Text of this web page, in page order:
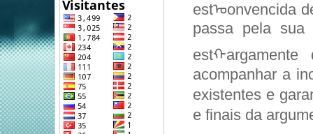
estᠣonvencida
passa pela sua
acompanhar a
existentes e
e finais da